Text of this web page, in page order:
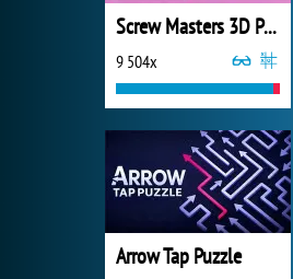
Screw Masters 3D Puzzle
9 504x
Arrow Tap Puzzle